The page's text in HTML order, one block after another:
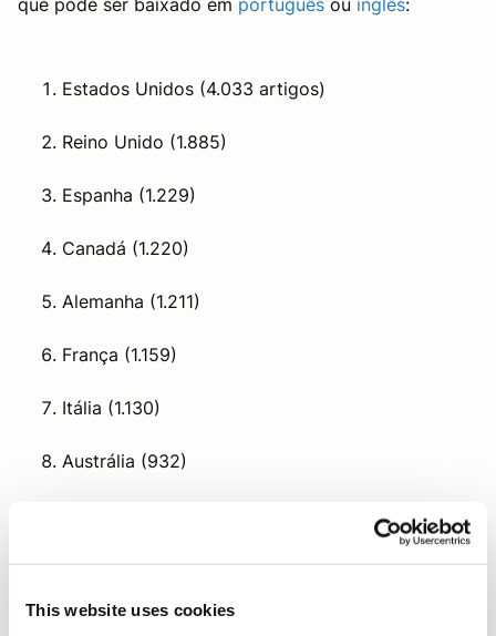
This website uses cookies
Estados Unidos (4.033 artigos)
Reino Unido (1.885)
Espanha (1.229)
Canadá (1.220)
Alemanha (1.211)
França (1.159)
Itália (1.130)
Austrália (932)
Holanda (745)